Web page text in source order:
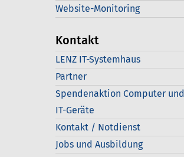
Website-Monitoring
Kontakt
LENZ IT-Systemhaus
Partner
Spendenaktion Computer und
IT-Geräte
Kontakt / Notdienst
Jobs und Ausbildung